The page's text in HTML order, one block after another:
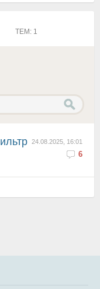
ТЕМ: 1
24.08.2025, 16:01
6